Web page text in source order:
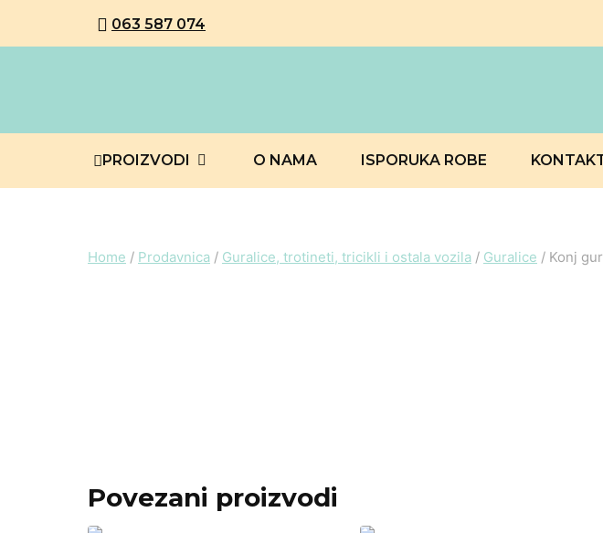
063 587 074
PROIZVODI O NAMA ISPORUKA ROBE
Home / Prodavnica / Guralice, trotineti, tricikli i ostala vozila / Guralice / Konj
Povezani proizvodi